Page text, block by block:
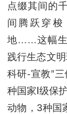
点缀其间的
间腾跃穿梭
地……这幅生
践行生态文
科研-宣教”
种国家Ⅰ级保
动物，3种国